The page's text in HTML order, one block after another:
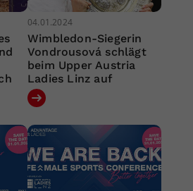
04.01.2024
Wimbledon-Siegerin
Vondrousová schlägt
beim Upper Austria
Ladies Linz auf